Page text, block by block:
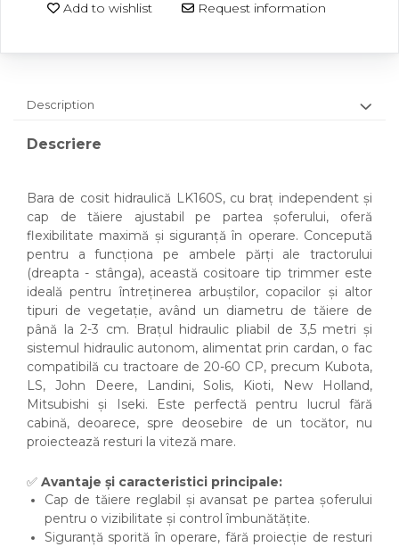
Add to wishlist Request information
Description
Descriere
Bara de cosit hidraulică LK160S, cu braț independent și
cap de tăiere ajustabil pe partea șoferului, oferă
flexibilitate maximă și siguranță în operare. Concepută
pentru a funcționa pe ambele părți ale tractorului
(dreapta - stânga), această cositoare tip trimmer este
ideală pentru întreținerea arbuștilor, copacilor și altor
tipuri de vegetație, având un diametru de tăiere de
până la 2-3 cm. Brațul hidraulic pliabil de 3,5 metri și
sistemul hidraulic autonom, alimentat prin cardan, o fac
compatibilă cu tractoare de 20-60 CP, precum Kubota,
LS, John Deere, Landini, Solis, Kioti, New Holland,
Mitsubishi și Iseki. Este perfectă pentru lucrul fără
cabină, deoarece, spre deosebire de un tocător, nu
proiectează resturi la viteză mare.
✅ Avantaje și caracteristici principale:
Cap de tăiere reglabil și avansat pe partea șoferului
pentru o vizibilitate și control îmbunătățite.
Siguranță sporită în operare, fără proiecție de resturi